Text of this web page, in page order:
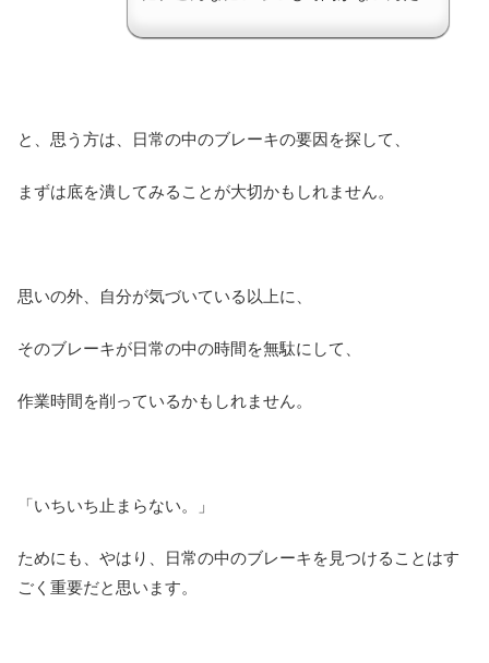
と、思う方は、日常の中のブレーキの要因を探して、
まずは底を潰してみることが大切かもしれません。
思いの外、自分が気づいている以上に、
そのブレーキが日常の中の時間を無駄にして、
作業時間を削っているかもしれません。
「いちいち止まらない。」
ためにも、やはり、日常の中のブレーキを見つけることはす
ごく重要だと思います。